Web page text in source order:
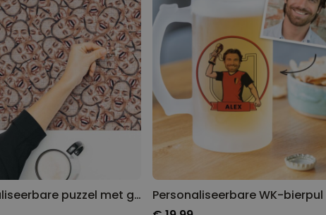
Personaliseerbare puzzel met gezicht